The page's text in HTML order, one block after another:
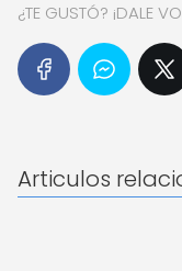
¿TE GUSTÓ? ¡DALE
Articulos